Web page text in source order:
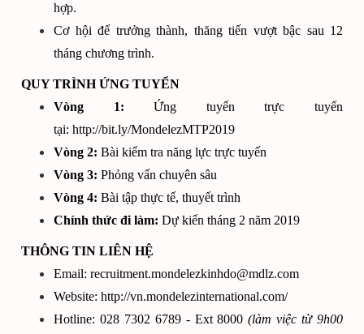
hợp.
Cơ hội để trưởng thành, thăng tiến vượt bậc sau 12
tháng chương trình.
QUY TRÌNH ỨNG TUYỂN
Vòng 1: Ứng tuyển trực tuyến
tại: http://bit.ly/MondelezMTP2019
Vòng 2: Bài kiểm tra năng lực trực tuyến
Vòng 3: Phỏng vấn chuyên sâu
Vòng 4: Bài tập thực tế, thuyết trình
Chính thức đi làm: Dự kiến tháng 2 năm 2019
THÔNG TIN LIÊN HỆ
Email: recruitment.mondelezkinhdo@mdlz.com
Website: http://vn.mondelezinternational.com/
Hotline: 028 7302 6789 - Ext 8000(làm việc từ 9h00